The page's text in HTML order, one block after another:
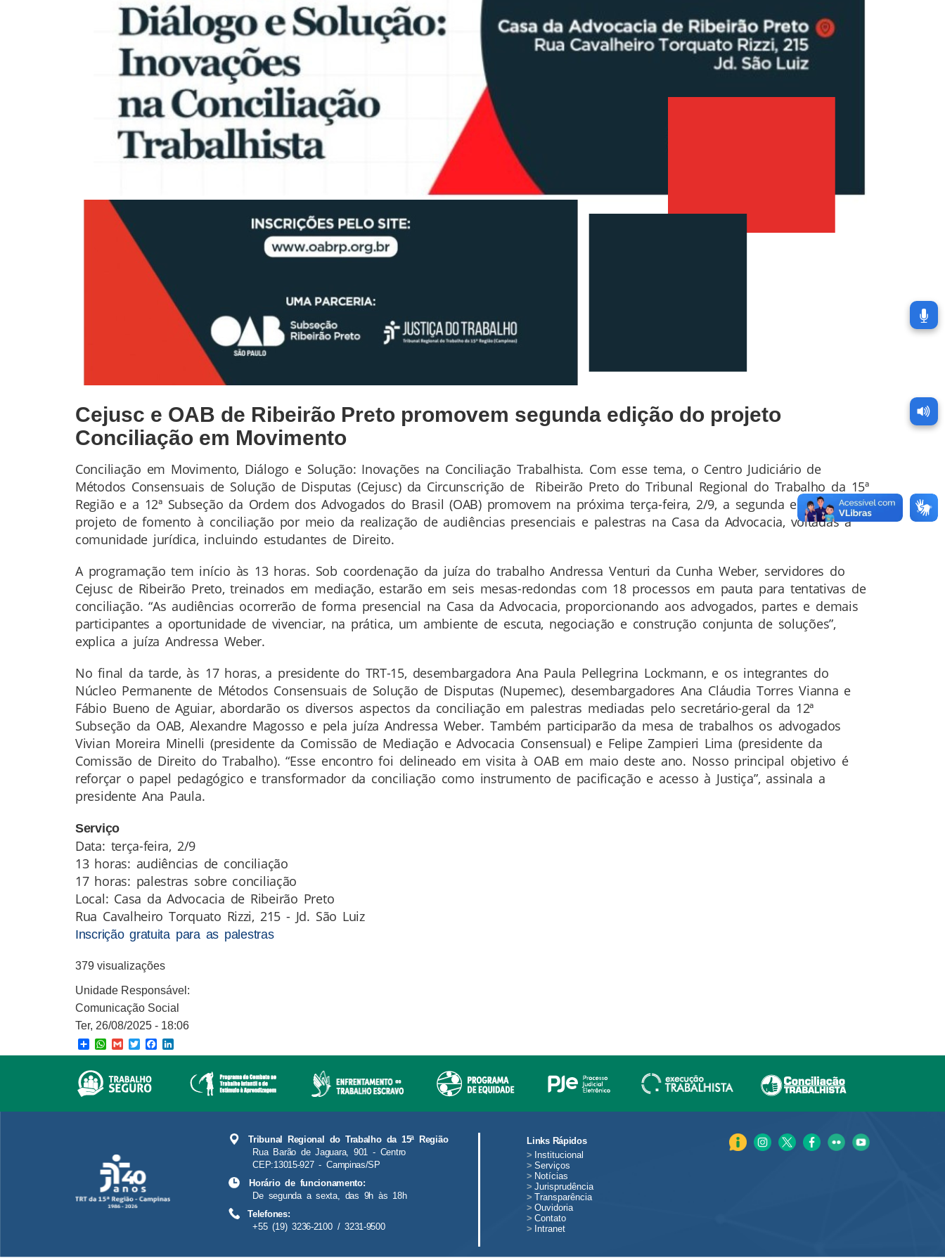
Cejusc e OAB de Ribeirão Preto promovem segunda edição do projeto
Conciliação em Movimento
Conteúdo
da
Notícia
Conciliação em Movimento, Diálogo e Solução: Inovações na Conciliação Trabalhista. Com esse tema, o Centro Judiciário de
Métodos Consensuais de Solução de Disputas (Cejusc) da Circunscrição de Ribeirão Preto do Tribunal Regional do Trabalho da 15ª
Região e a 12ª Subseção da Ordem dos Advogados do Brasil (OAB) promovem na próxima terça-feira, 2/9, a segunda edição do
projeto de fomento à conciliação por meio da realização de audiências presenciais e palestras na Casa da Advocacia, voltadas à
comunidade jurídica, incluindo estudantes de Direito.
A programação tem início às 13 horas. Sob coordenação da juíza do trabalho Andressa Venturi da Cunha Weber, servidores do
Cejusc de Ribeirão Preto, treinados em mediação, estarão em seis mesas-redondas com 18 processos em pauta para tentativas de
conciliação. “As audiências ocorrerão de forma presencial na Casa da Advocacia, proporcionando aos advogados, partes e demais
participantes a oportunidade de vivenciar, na prática, um ambiente de escuta, negociação e construção conjunta de soluções”,
explica a juíza Andressa Weber.
No final da tarde, às 17 horas, a presidente do TRT-15, desembargadora Ana Paula Pellegrina Lockmann, e os integrantes do
Núcleo Permanente de Métodos Consensuais de Solução de Disputas (Nupemec), desembargadores Ana Cláudia Torres Vianna e
Fábio Bueno de Aguiar, abordarão os diversos aspectos da conciliação em palestras mediadas pelo secretário-geral da 12ª
Subseção da OAB, Alexandre Magosso e pela juíza Andressa Weber. Também participarão da mesa de trabalhos os advogados
Vivian Moreira Minelli (presidente da Comissão de Mediação e Advocacia Consensual) e Felipe Zampieri Lima (presidente da
Comissão de Direito do Trabalho). “Esse encontro foi delineado em visita à OAB em maio deste ano. Nosso principal objetivo é
reforçar o papel pedagógico e transformador da conciliação como instrumento de pacificação e acesso à Justiça”, assinala a
presidente Ana Paula.
Serviço
Data: terça-feira, 2/9
13 horas: audiências de conciliação
17 horas: palestras sobre conciliação
Local: Casa da Advocacia de Ribeirão Preto
Rua Cavalheiro Torquato Rizzi, 215 - Jd. São Luiz
Inscrição gratuita para as palestras
379 visualizações
Unidade Responsável:
Comunicação Social
Ter, 26/08/2025 - 18:06
ShareWhatsApp
GmailTwitterFacebook
Tribunal Regional do Trabalho da 15ª Região
Rua Barão de Jaguara, 901 - Centro
CEP:13015-927 - Campinas/SP
Horário de funcionamento:
De segunda a sexta, das 9h às 18h
Telefones:
+55 (19) 3236-2100 / 3231-9500
Links Rápidos
> Institucional
> Serviços
> Notícias
> Jurisprudência
> Transparência
> Ouvidoria
> Contato
> Intranet